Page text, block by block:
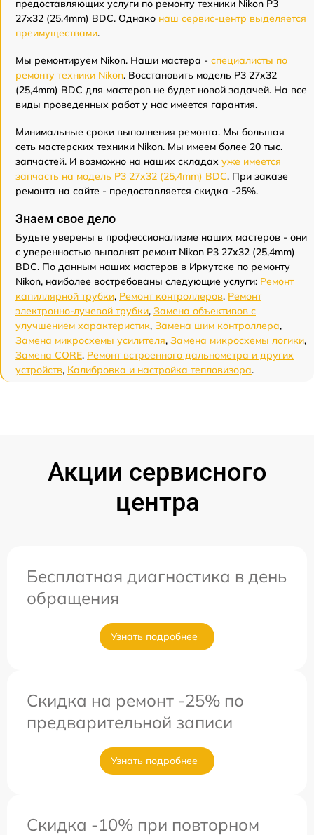
предоставляющих услуги по ремонту техники Nikon P3
27x32 (25,4mm) BDC. Однако наш сервис-центр выделяется
преимуществами.
Мы ремонтируем Nikon. Наши мастера - специалисты по
ремонту техники Nikon. Восстановить модель P3 27x32
(25,4mm) BDC для мастеров не будет новой задачей. На все
виды проведенных работ у нас имеется гарантия.
Минимальные сроки выполнения ремонта. Мы большая
сеть мастерских техники Nikon. Мы имеем более 20 тыс.
запчастей. И возможно на наших складах уже имеется
запчасть на модель P3 27x32 (25,4mm) BDC. При заказе
ремонта на сайте - предоставляется скидка -25%.
Знаем свое дело
Будьте уверены в профессионализме наших мастеров - они
с уверенностью выполнят ремонт Nikon P3 27x32 (25,4mm)
BDC. По данным наших мастеров в Иркутске по ремонту
Nikon, наиболее востребованы следующие услуги: Ремонт
капиллярной трубки, Ремонт контроллеров, Ремонт
электронно-лучевой трубки, Замена объективов с
улучшением характеристик, Замена шим контроллера,
Замена микросхемы усилителя, Замена микросхемы логики,
Замена CORE, Ремонт встроенного дальнометра и других
устройств, Калибровка и настройка тепловизора.
Акции сервисного
центра
Бесплатная диагностика в день
обращения
Узнать подробнее
Скидка на ремонт -25% по
предварительной записи
Узнать подробнее
Скидка -10% при повторном